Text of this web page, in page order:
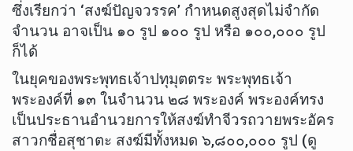
ซึ่งเรียกว่า ‘สงฆ์ปัญจวรรค’ กำหนดสูงสุดไม่จำกัด
จำนวน อาจเป็น ๑๐ รูป ๑๐๐ รูป หรือ ๑๐๐,๐๐๐ รูป
ก็ได้
ในยุคของพระพุทธเจ้าปทุมุตตระ พระพุทธเจ้า
พระองค์ที่ ๑๓ ในจำนวน ๒๘ พระองค์ พระองค์ทรง
เป็นประธานอำนวยการให้สงฆ์ทำจีวรถวายพระอัคร
สาวกชื่อสุชาตะ สงฆ์มีทั้งหมด ๖,๘๐๐,๐๐๐ รูป (ดู